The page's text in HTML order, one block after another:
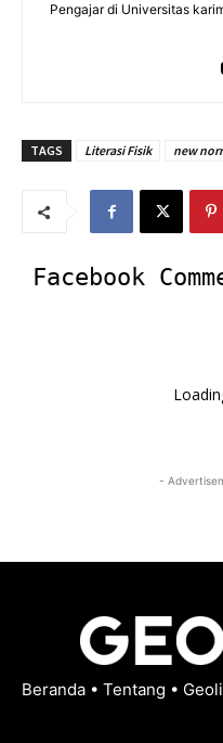
Pengajar di Universitas
TAGS Literasi Fisik new
Facebook
-
Beranda • Tentang •